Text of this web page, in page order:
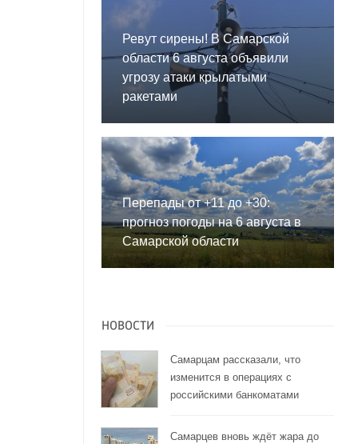
Ревут сирены! В Самарской
области 6 августа объявили
угрозу атаки крылатыми
ракетами
Перепады от +11 до +30:
прогноз погоды на 6 августа в
Самарской области
НОВОСТИ
Самарцам рассказали, что
изменится в операциях с
российскими банкоматами
Самарцев вновь ждёт жара до